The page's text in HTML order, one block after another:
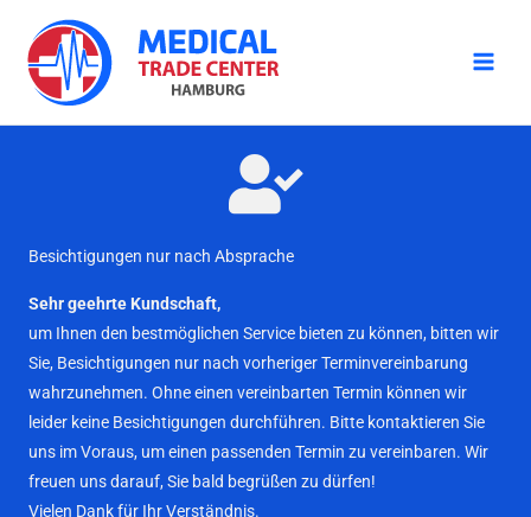
Inhalt
springen
Besichtigungen nur nach Absprache
Sehr geehrte Kundschaft,
um Ihnen den bestmöglichen Service bieten zu können, bitten wir
Sie, Besichtigungen nur nach vorheriger Terminvereinbarung
wahrzunehmen. Ohne einen vereinbarten Termin können wir
leider keine Besichtigungen durchführen. Bitte kontaktieren Sie
uns im Voraus, um einen passenden Termin zu vereinbaren. Wir
freuen uns darauf, Sie bald begrüßen zu dürfen!
Vielen Dank für Ihr Verständnis.